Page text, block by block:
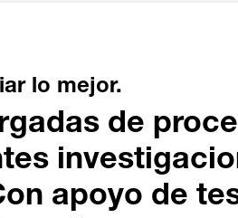
lo mejor.
de
apoyo de